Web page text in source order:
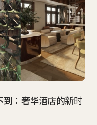
到：奢华酒店的新时